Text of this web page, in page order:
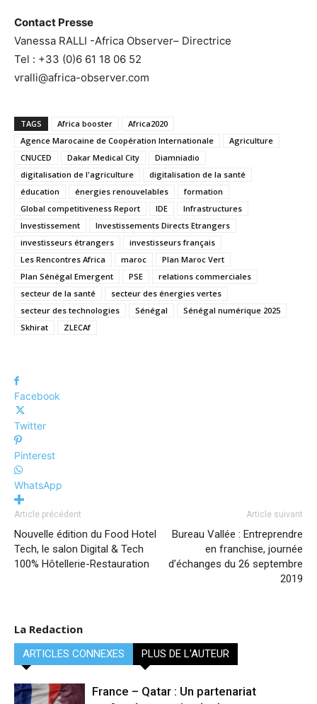
Contact Presse
Vanessa RALLI -Africa Observer– Directrice
Tel : +33 (0)6 61 18 06 52
vralli@africa-observer.com
TAGS Africa booster
Africa2020
Agence Marocaine de Coopération Internationale
Agriculture
CNUCED
Dakar Medical City
Diamniadio
digitalisation de l'agriculture
digitalisation de la santé
éducation
énergies renouvelables
formation
Global competitiveness Report
IDE
Infrastructures
Investissement
Investissements Directs Etrangers
investisseurs étrangers
investisseurs français
Les Rencontres Africa
maroc
Plan Maroc Vert
Plan Sénégal Emergent
PSE
relations commerciales
secteur de la santé
secteur des énergies vertes
secteur des technologies
Sénégal
Sénégal numérique 2025
Skhirat
ZLECAf
Facebook
Twitter
Pinterest
WhatsApp
Article précédent
Nouvelle édition du Food Hotel
Tech, le salon Digital & Tech
100% Hôtellerie-Restauration
Article suivant
Bureau Vallée : Entreprendre
en franchise, journée
d’échanges du 26 septembre
2019
La Redaction
ARTICLES CONNEXES PLUS DE L'AUTEUR
France – Qatar : Un partenariat